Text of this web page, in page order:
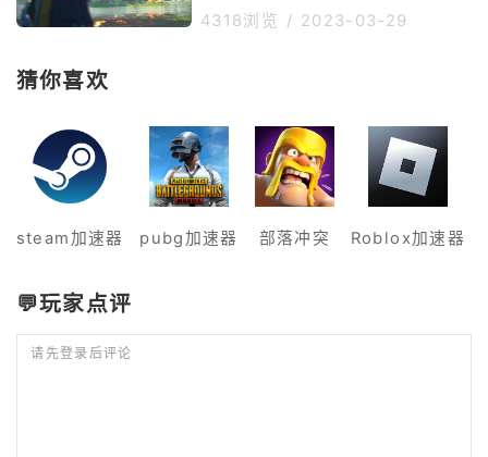
直接的进行游玩的，其实玩法机制
是完全一样的。王者荣耀世界当然
家不用太过于担心，----自带谷歌
服务框
期，在这个时期中，王者大陆蛮荒
娲、盘古、帝俊这些神话级别的人
物也是在这个时代中有所体现。
2、第二纪元人类时代(分为空白期
和古帝国时代)神话时代的落寞伴
随着诸神的陨落，人类文明虽然尚
4318浏览 / 2023-03-29
猜你喜欢
steam加速器 pubg加速器 部落冲突 Roblox加速器
💬玩家点评
请先登录后评论